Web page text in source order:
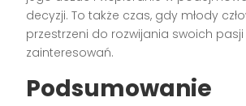
decyzji. To także czas, gdy młody
przestrzeni do rozwijania swoich pasji
zainteresowań.
Podsumowanie